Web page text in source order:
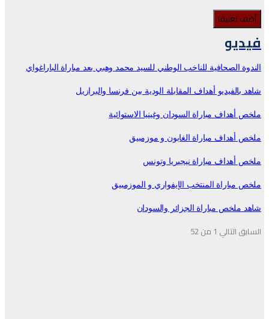
فيديو
الندوة الصحافية للناخب الوطني للسيد محمد وهبي بعد مباراة الباراغواي
شاهد بالفيديو أهداف المقابلة الودية بين فرنسا والبرازيل
ملخص أهداف مباراة السودان وغينيا الاستوائية
ملخص أهداف مباراة الغابون و موزمبيق
ملخص أهداف مباراة نيجيريا وتونس
ملخص مباراة المنتخب الإيفواري و الموزمبيق
شاهد ملخص مباراة الجزائر والسودان
السابق التالي 1 من 52